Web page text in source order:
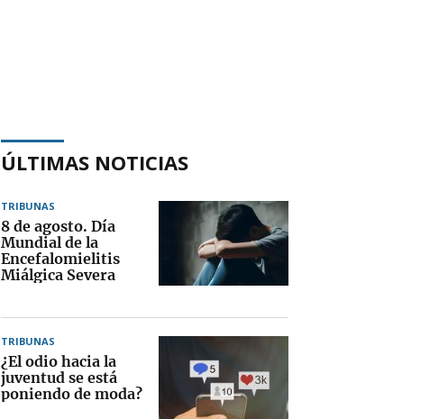
ÚLTIMAS NOTICIAS
TRIBUNAS
8 de agosto. Día
Mundial de la
Encefalomielitis
Miálgica Severa
TRIBUNAS
¿El odio hacia la
juventud se está
poniendo de moda?